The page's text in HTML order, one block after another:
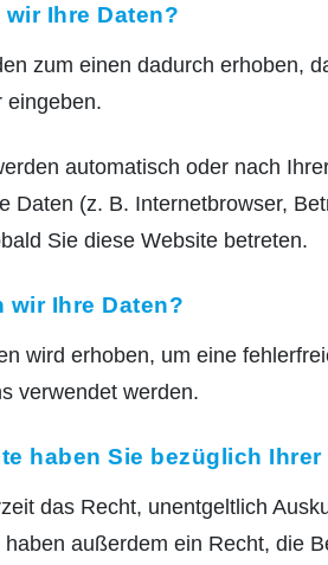
Ihre Daten?
zum einen dadurch erhoben,
eingeben.
automatisch oder nach
Daten (z. B. Internetbrowser,
Sie diese Website betreten.
wir Ihre Daten?
wird erhoben, um eine
verwendet werden.
haben Sie bezüglich Ihrer
das Recht, unentgeltlich
außerdem ein Recht, die